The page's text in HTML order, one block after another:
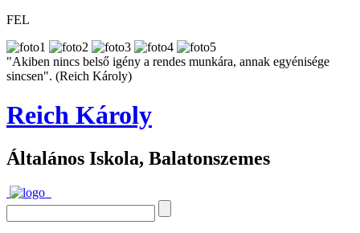
FEL
"Akiben nincs belső igény a rendes munkára, annak egyénisége
sincsen". (Reich Károly)
Reich Károly
Általános Iskola, Balatonszemes